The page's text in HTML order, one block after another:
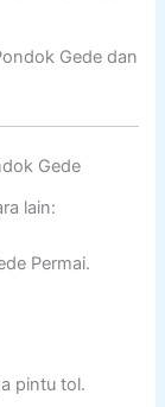
Gede dan
Gede
lain:
Permai.
pintu tol.